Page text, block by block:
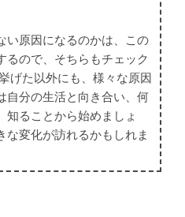
い原因になるのかは、この
るので、そちらもチェック
げた以外にも、様々な原因
自分の生活と向き合い、何
知ることから始めましょ
な変化が訪れるかもしれま